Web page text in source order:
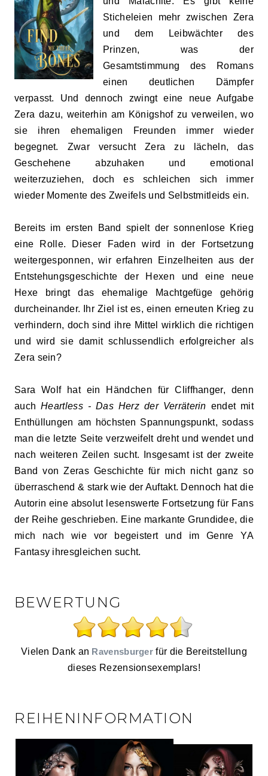
Sticheleien mehr zwischen Zera
und dem Leibwächter des
Prinzen, was der
Gesamtstimmung des Romans
einen deutlichen Dämpfer
verpasst. Und dennoch zwingt eine neue Aufgabe
Zera dazu, weiterhin am Königshof zu verweilen, wo
sie ihren ehemaligen Freunden immer wieder
begegnet. Zwar versucht Zera zu lächeln, das
Geschehene abzuhaken und emotional
weiterzuziehen, doch es schleichen sich immer
wieder Momente des Zweifels und Selbstmitleids ein.
Bereits im ersten Band spielt der sonnenlose Krieg
eine Rolle. Dieser Faden wird in der Fortsetzung
weitergesponnen, wir erfahren Einzelheiten aus der
Entstehungsgeschichte der Hexen und eine neue
Hexe bringt das ehemalige Machtgefüge gehörig
durcheinander. Ihr Ziel ist es, einen erneuten Krieg zu
verhindern, doch sind ihre Mittel wirklich die richtigen
und wird sie damit schlussendlich erfolgreicher als
Zera sein?
Sara Wolf hat ein Händchen für Cliffhanger, denn
auchHeartless - Das Herz der Verräterin endet mit
Enthüllungen am höchsten Spannungspunkt, sodass
man die letzte Seite verzweifelt dreht und wendet und
nach weiteren Zeilen sucht. Insgesamt ist der zweite
Band von Zeras Geschichte für mich nicht ganz so
überraschend & stark wie der Auftakt. Dennoch hat die
Autorin eine absolut lesenswerte Fortsetzung für Fans
der Reihe geschrieben. Eine markante Grundidee, die
mich nach wie vor begeistert und im Genre YA
Fantasy ihresgleichen sucht.
BEWERTUNG
Vielen Dank an Ravensburgerfür die Bereitstellung
dieses Rezensionsexemplars!
REIHENINFORMATION